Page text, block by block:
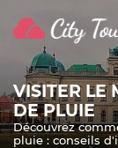
VISITER LE
DE PLUIE
Découvrez
pluie : conseils